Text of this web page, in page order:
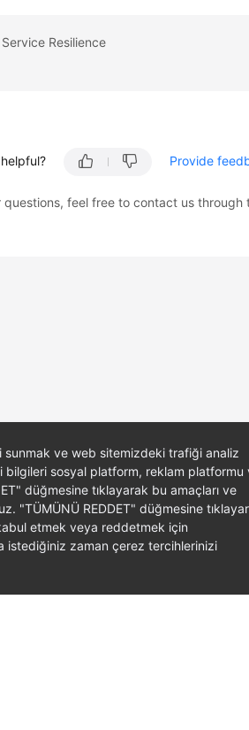
Resilience
Provide
questions, feel free to contact us through
sunmak ve web sitemizdeki trafiği analiz
bilgileri sosyal platform, reklam platformu
düğmesine tıklayarak bu amaçları ve
"TÜMÜNÜ REDDET" düğmesine
etmek veya reddetmek için
istediğiniz zaman çerez tercihlerinizi